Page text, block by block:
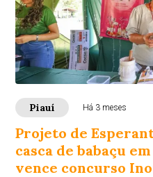
Piauí Há 3 meses
Projeto de
casca de babaçu
vence concurso